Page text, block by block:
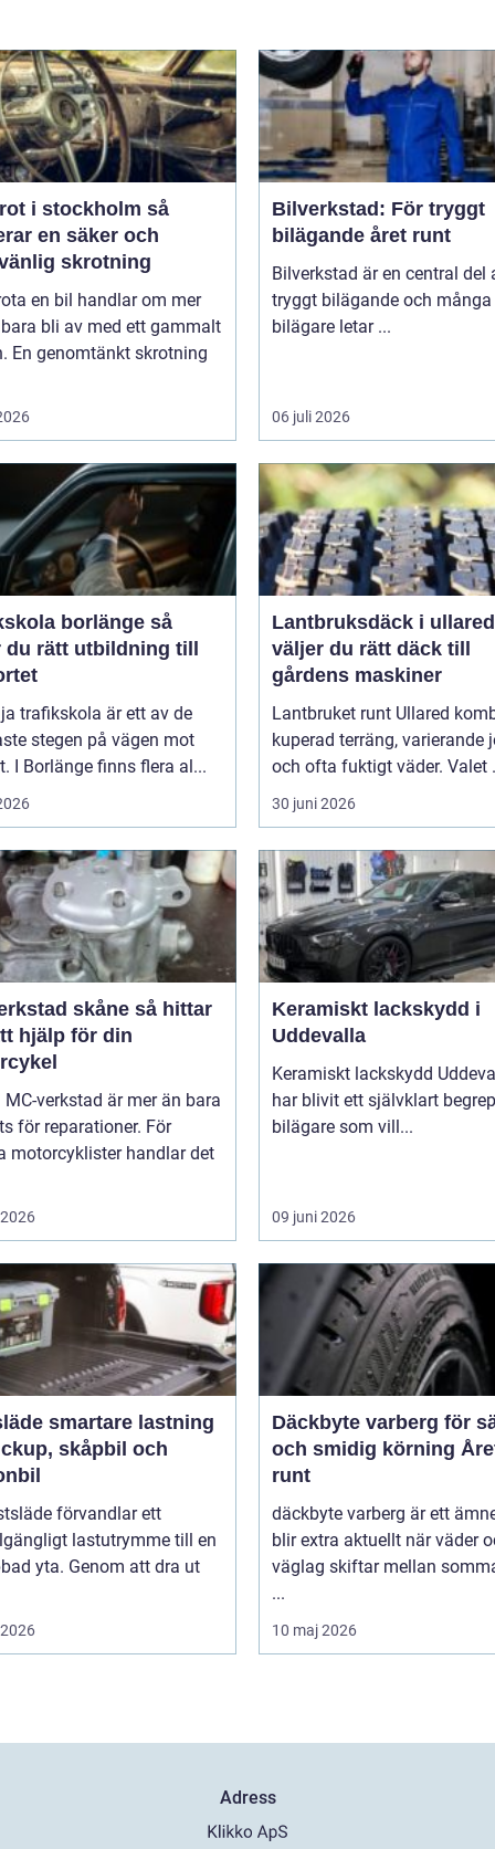
i stockholm så
en säker och
skrotning
en bil handlar om mer
bli av med ett gammalt
En genomtänkt skrotning
Bilverkstad: För tryggt
bilägande året runt
Bilverkstad är en central del
tryggt bilägande och många
bilägare letar ...
06 juli 2026
borlänge så
rätt utbildning till
trafikskola är ett av de
stegen på vägen mot
I Borlänge finns flera al...
Lantbruksdäck i ullared
väljer du rätt däck till
gårdens maskiner
Lantbruket runt Ullared
kuperad terräng, varierande
och ofta fuktigt väder. Valet
30 juni 2026
skåne så hittar
hjälp för din
MC-verkstad är mer än bara
för reparationer. För
motorcyklister handlar det
Keramiskt lackskydd i
Uddevalla
Keramiskt lackskydd
har blivit ett självklart
bilägare som vill...
09 juni 2026
lastning
skåpbil och
förvandlar ett
lastutrymme till en
yta. Genom att dra ut
Däckbyte varberg för
och smidig körning
runt
däckbyte varberg är ett
blir extra aktuellt när väder
väglag skiftar mellan
...
10 maj 2026
Adress